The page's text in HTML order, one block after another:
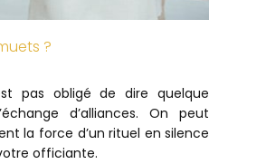
?
pas obligé de dire quelque
d’alliances. On peut
la force d’un rituel en silence
officiante.